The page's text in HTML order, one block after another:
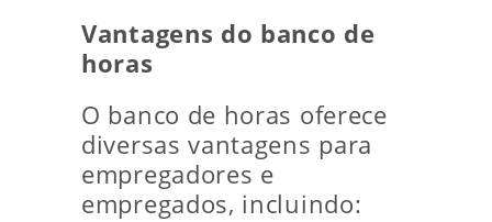
Vantagens do banco de
horas
O banco de horas oferece
diversas vantagens para
empregadores e
empregados, incluindo: